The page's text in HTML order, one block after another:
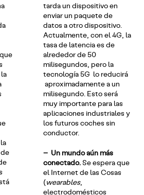
tarda un dispositivo en
enviar un paquete de
datos a otro dispositivo.
Actualmente, con el 4G, la
tasa de latencia es de
alrededor de 50
milisegundos, pero la
tecnología 5G lo reducirá
aproximadamente a un
milisegundo. Esto será
muy importante para las
aplicaciones industriales y
los futuros coches sin
conductor.
– Un mundo aún más
conectado.Se espera que
el Internet de las Cosas
(wearables,
electrodomésticos